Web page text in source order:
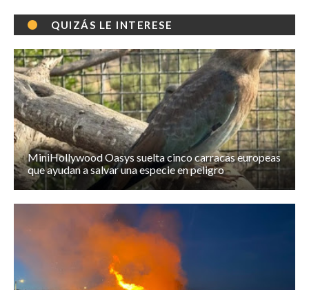
QUIZÁS LE INTERESE
MiniHollywood Oasys suelta cinco carracas europeas
que ayudan a salvar una especie en peligro